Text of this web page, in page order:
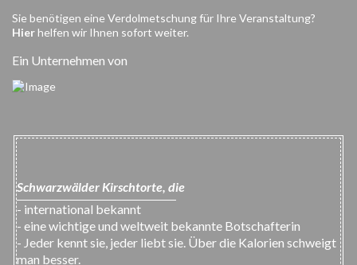
Sie benötigen eine Verdolmetschung für Ihre Veranstaltung?
Hierhelfen wir Ihnen sofort weiter.
Ein Unternehmen von
Schwarzwälder Kirschtorte, die
- international bekannt
- eine wichtige und weltweit bekannte Botschafterin
- Jeder kennt sie, jeder liebt sie. Über die Kalorien schweigt
man besser.